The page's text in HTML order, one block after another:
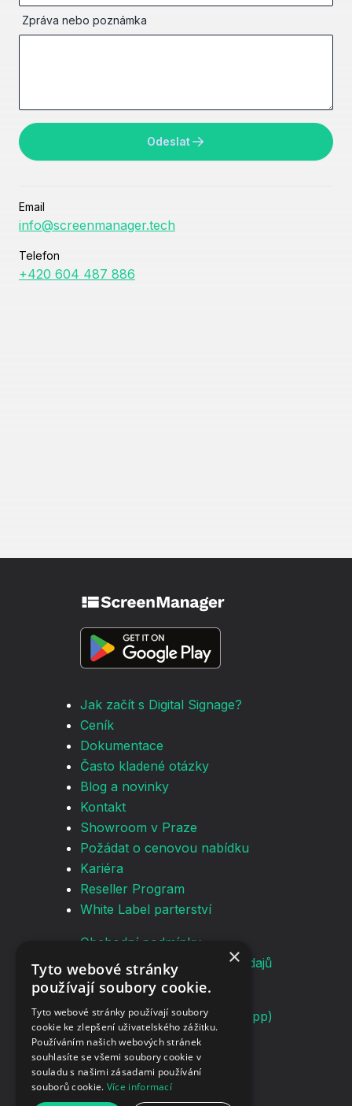
Zpráva nebo poznámka
Odeslat
Email
info@screenmanager.tech
Telefon
+420 604 487 886
Jak začít s Digital Signage?
Ceník
Dokumentace
Často kladené otázky
Blog a novinky
Kontakt
Showroom v Praze
Požádat o cenovou nabídku
Kariéra
Reseller Program
White Label parterství
Obchodní podmínky
Zásady ochrany osobních údajů
info@screenmanager.tech
+420 604 487 886 (WhatsApp)
DIČ: CZ08543682
Kurzova 2222/16 155 00
Praha
×
Tyto webové stránky
používají soubory cookie.
Tyto webové stránky používají soubory
cookie ke zlepšení uživatelského zážitku.
Používáním našich webových stránek
souhlasíte se všemi soubory cookie v
souladu s našimi zásadami používání
souborů cookie. Více informací